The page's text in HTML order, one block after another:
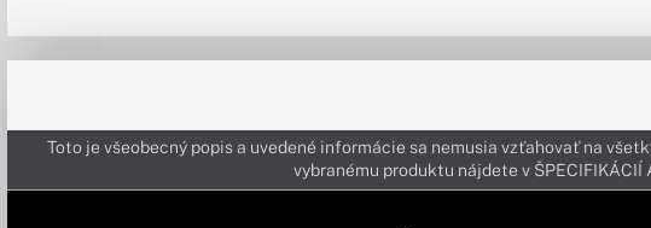
Toto je všeobecný popis a uvedené informácie sa nemusia vzťahovať na
vybranému produktu nájdete v ŠPECIFIKÁCIÍ